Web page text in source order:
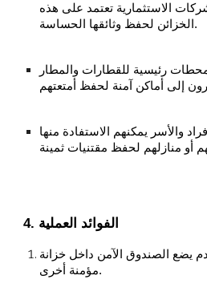
الاستثمارية تعتمد على هذه
الخزائن لحفظ وثائقها الحساسة.
رئيسية للقطارات والمطار
والأسر يمكنهم الاستفادة منها
4. الفوائد العملية
يضع الصندوق الآمن داخل خزانة
مؤمنة أخرى.